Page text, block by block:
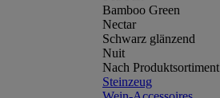
Bamboo Green
Nectar
Schwarz glänzend
Nuit
Nach Produktsortiment
Steinzeug